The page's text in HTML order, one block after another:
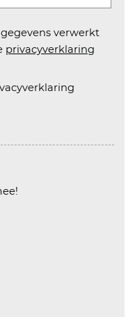
verwerkt
privacyverklaring